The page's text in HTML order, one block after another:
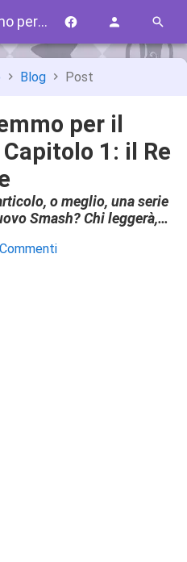
Gente che vorremmo per il nuovo Smash - Capitolo 1: il Re di Crocodile Isle
Blog Post
per il
1: il Re
o meglio, una serie
Smash? Chi leggerà,…